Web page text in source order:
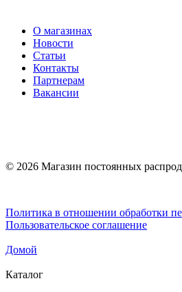
О магазинах
Новости
Статьи
Контакты
Партнерам
Вакансии
© 2026 Магазин постоянных
Политика в отношении обработки
Пользовательское соглашение
Домой
Каталог